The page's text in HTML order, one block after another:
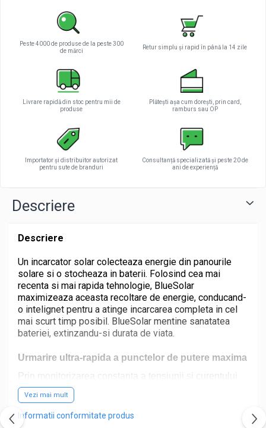
Statii de incarcare vehicule electrice
Statii de incarcare
Prize de incarcare vehicule
electrice
Turbine eoliene pentru casă
Tractiune / LiFePo4
Baterii si acumulatori AGM VRLA de
Acumulatori Moto, ATV
GEL
AGM
Li-Ion
SLA AGM (Sealed Lead Acid)
Deep Cycle - Tractiune/Semi-
Tractiune
Marine & Caravan
APC
Pachete acumulatori VRLA
Peste 4000 de produse de la peste 300
de mărci
Retur simplu și rapid în până la 14 zile
Livrare rapidă din stoc pentru mii de
produse
Plătești așa cum dorești, prin card,
ramburs sau OP
Importator și distribuitor autorizat
pentru sute de branduri
Consultanță specializată și peste 20 de
ani de experiență
Descriere
Descriere
Un incarcator solar colecteaza energie din panourile
solare si o stocheaza in baterii. Folosind cea mai
recenta si mai rapida tehnologie, BlueSolar
maximizeaza aceasta recoltare de energie, conducand-
o intelignet pentru a atinge incarcarea completa in cel
mai scurt timp posibil. BlueSolar mentine sanatatea
bateriei, extinzandu-si durata de viata.
Urmarire ultra-rapida a punctelor de putere maxima
Prin monitorizarea constanta a tensiunii si curentului
de iesire a panourilor solare (PV), tehnologia MPPT
asigura faptul ca fiecare picatura de energie
disponibila este clatita din panouri si recoltata pentru
Avantajul acestui lucru se observa cel mai
Vezi mai mult
Informatii conformitate produs